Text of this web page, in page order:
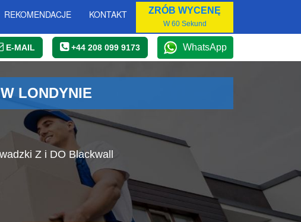
REKOMENDACJE KONTAKT ZRÓB WYCENĘ
W 60 Sekund
E-MAIL +44 208 099 9173 WhatsApp
LONDYNIE
Z i DO Blackwall